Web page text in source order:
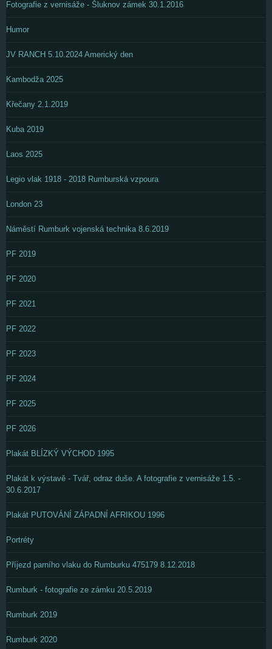
Fotografie z vernisáže - Šluknov zámek 30.1.2016
Humor
JV RANCH 5.10.2024 Americký den
Kambodža 2025
Křečany 2.1.2019
Kuba 2019
Laos 2025
Legio vlak 1918 - 2018 Rumburská vzpoura
London 23
Náměstí Rumburk vojenská technika 8.6.2019
PF 2019
PF 2020
PF 2021
PF 2022
PF 2023
PF 2024
PF 2025
PF 2026
Plakát BLÍZKÝ VÝCHOD 1995
Plakát k výstavě - Tvář, odraz duše. A fotografie z vernisáže 1.5. -
30.6.2017
Plakát PUTOVÁNÍ ZÁPADNÍ AFRIKOU 1996
Portréty
Příjezd parního vlaku do Rumburku 475179 8.12.2018
Rumburk - fotografie ze zámku 20.5.2019
Rumburk 2019
Rumburk 2020